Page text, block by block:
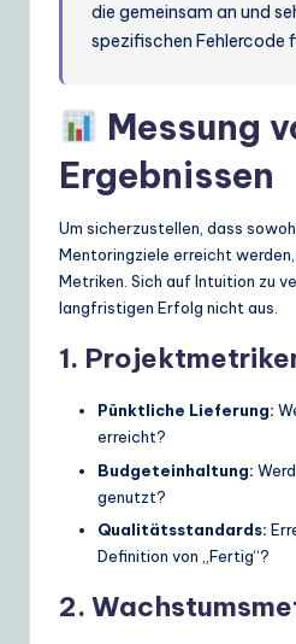
die gemeinsam an und
spezifischen Fehlercode
Messung
Ergebnissen
Um sicherzustellen, dass
Mentoringziele erreicht
Metriken. Sich auf Intuition zu
langfristigen Erfolg nicht aus.
1.
Pünktliche Lieferung:
erreicht?
Budgeteinhaltung:
genutzt?
Qualitätsstandards:
Definition von „Fertig“?
2.